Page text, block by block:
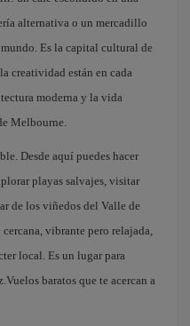
alternativa o un mercadillo
Es la capital cultural de
creatividad están en cada
moderna y la vida
Melbourne.
Desde aquí puedes hacer
playas salvajes, visitar
de los viñedos del Valle de
vibrante pero relajada,
local. Es un lugar para
baratos que te acercan a